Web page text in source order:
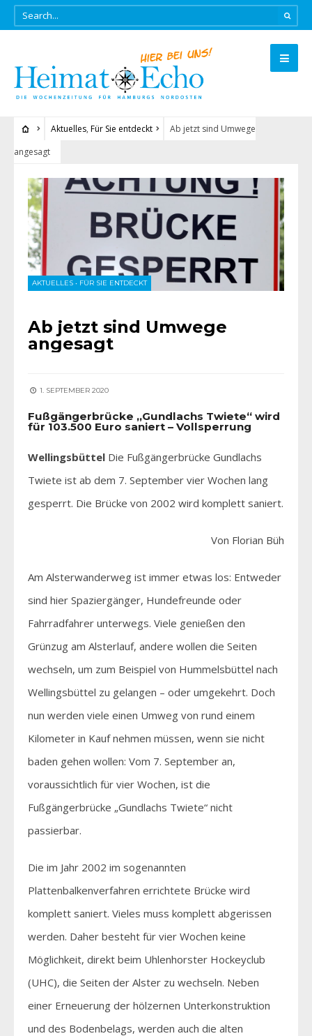
Aktuelles, Für Sie entdeckt
Ab jetzt sind Umwege
angesagt
AKTUELLES • FÜR SIE ENTDECKT
Ab jetzt sind Umwege
angesagt
1. SEPTEMBER 2020
Fußgängerbrücke „Gundlachs Twiete“ wird
für 103.500 Euro saniert – Vollsperrung
Wellingsbüttel Die Fußgängerbrücke Gundlachs
Twiete ist ab dem 7. September vier Wochen lang
gesperrt. Die Brücke von 2002 wird komplett saniert.
Von Florian Büh
Am Alsterwanderweg ist immer etwas los: Entweder
sind hier Spaziergänger, Hundefreunde oder
Fahrradfahrer unterwegs. Viele genießen den
Grünzug am Alsterlauf, andere wollen die Seiten
wechseln, um zum Beispiel von Hummelsbüttel nach
Wellingsbüttel zu gelangen – oder umgekehrt. Doch
nun werden viele einen Umweg von rund einem
Kilometer in Kauf nehmen müssen, wenn sie nicht
baden gehen wollen: Vom 7. September an,
voraussichtlich für vier Wochen, ist die
Fußgängerbrücke „Gundlachs Twiete“ nicht
passierbar.
Die im Jahr 2002 im sogenannten
Plattenbalkenverfahren errichtete Brücke wird
komplett saniert. Vieles muss komplett abgerissen
werden. Daher besteht für vier Wochen keine
Möglichkeit, direkt beim Uhlenhorster Hockeyclub
(UHC), die Seiten der Alster zu wechseln. Neben
einer Erneuerung der hölzernen Unterkonstruktion
und des Bodenbelags, werden auch die alten